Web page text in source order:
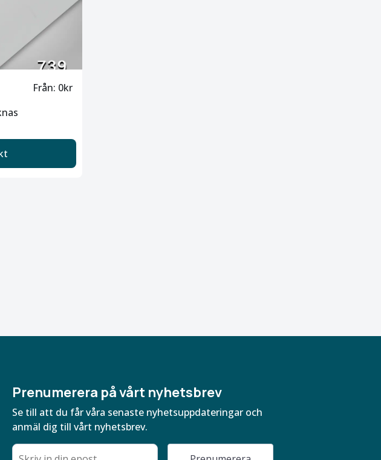
Från: 0kr
Prenumerera på vårt nyhetsbrev
Se till att du får våra senaste nyhetsuppdateringar och
anmäl dig till vårt nyhetsbrev.